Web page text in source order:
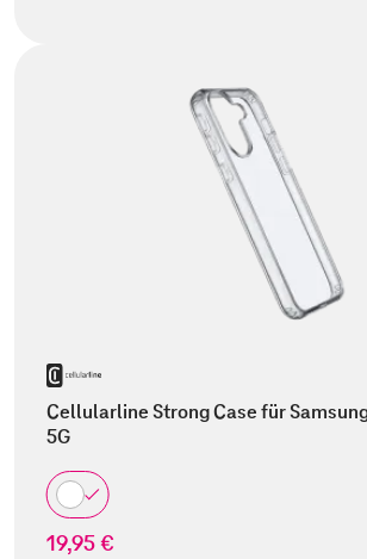
Cellularline Strong Case für
5G
19,95 €